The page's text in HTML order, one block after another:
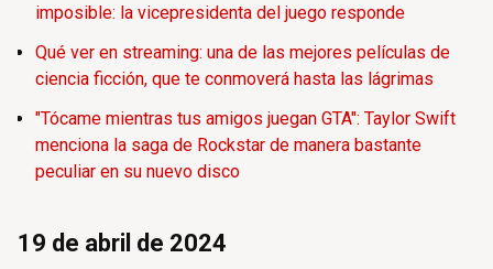
imposible: la vicepresidenta del juego responde
Qué ver en streaming: una de las mejores películas de
ciencia ficción, que te conmoverá hasta las lágrimas
"Tócame mientras tus amigos juegan GTA": Taylor Swift
menciona la saga de Rockstar de manera bastante
peculiar en su nuevo disco
19 de abril de 2024